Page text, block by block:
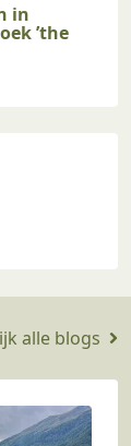
in
’the
alle blogs